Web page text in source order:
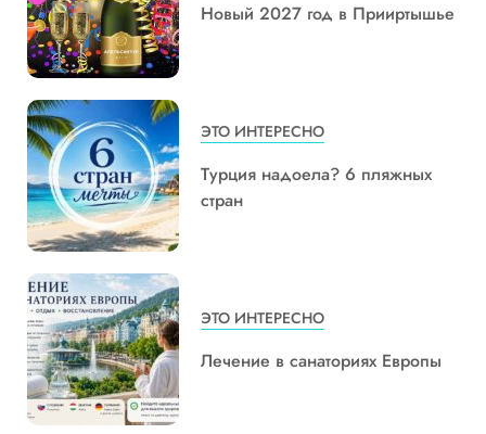
Новый 2027 год в Прииртышье
ЭТО ИНТЕРЕСНО
Турция надоела? 6 пляжных
стран
ЭТО ИНТЕРЕСНО
Лечение в санаториях Европы